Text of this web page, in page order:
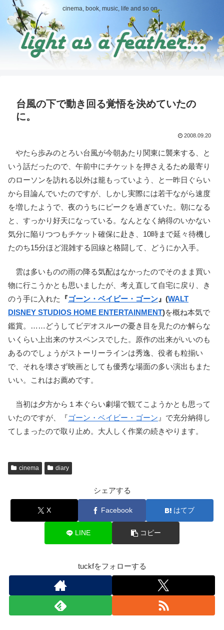
cinema, book, music, life and so on...
台風の下で動き回る覚悟を決めていたの
に。
2008.09.20
やたら歩みのとろい台風が今朝あたり関東に襲来する、と
いう話だったので、午前中にチケットを押さえるため最寄り
のローソンを訪れる以外は籠もっていよう、と一昨日ぐらい
から目論んでいたのですが、しかし実際には若干ながら速度
を増したようで、夜のうちにピークを過ぎていた。朝になる
と、すっかり好天になっている。なんとなく納得のいかない
気分に陥りつつもチケット確保に赴き、10時まで延々待機し
たのち15分ほど混雑する回線と格闘して、どうにか入手。
雲は多いものの雨の降る気配はなかったのでそのまま買い
物に行こうかとも思いましたが、考え直して自宅に戻り、き
のう手に入れた
『ゴーン・ベイビー・ゴーン 』(WALT
DISNEY STUDIOS HOME ENTERTAINMENT)を概ね本気で
鑑賞。……どうしてビデオスルーの憂き目を見たのか解らな
いくらい上出来のサスペンスでした。原作の出来がいいのも
あるのでしょうがストーリーラインは秀逸、役者も粒揃い
で、それを壊さず映画としても優秀な場面の多い演出もまた
いい。これはお薦めです。
当初は夕方から１本ぐらい劇場で観てこようかとも思って
いたのですが、『ゴーン・ベイビー・ゴーン 』で充分納得し
てしまったので取り止め。大人しく作業の続きやります。
cinema diary
シェアする
X Facebook はてブ
LINE コピー
tuckfをフォローする